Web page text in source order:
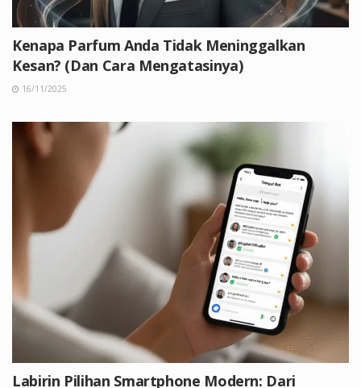
Kenapa Parfum Anda Tidak Meninggalkan
Kesan? (Dan Cara Mengatasinya)
16/11/2025
Labirin Pilihan Smartphone Modern: Dari